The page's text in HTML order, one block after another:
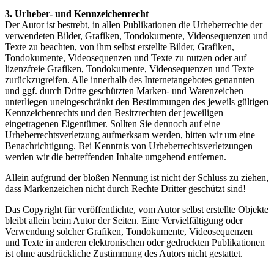
3. Urheber- und Kennzeichenrecht
Der Autor ist bestrebt, in allen Publikationen die Urheberrechte der
verwendeten Bilder, Grafiken, Tondokumente, Videosequenzen und
Texte zu beachten, von ihm selbst erstellte Bilder, Grafiken,
Tondokumente, Videosequenzen und Texte zu nutzen oder auf
lizenzfreie Grafiken, Tondokumente, Videosequenzen und Texte
zurückzugreifen. Alle innerhalb des Internetangebotes genannten
und ggf. durch Dritte geschützten Marken- und Warenzeichen
unterliegen uneingeschränkt den Bestimmungen des jeweils gültigen
Kennzeichenrechts und den Besitzrechten der jeweiligen
eingetragenen Eigentümer. Sollten Sie dennoch auf eine
Urheberrechtsverletzung aufmerksam werden, bitten wir um eine
Benachrichtigung. Bei Kenntnis von Urheberrechtsverletzungen
werden wir die betreffenden Inhalte umgehend entfernen.
Allein aufgrund der bloßen Nennung ist nicht der Schluss zu ziehen,
dass Markenzeichen nicht durch Rechte Dritter geschützt sind!
Das Copyright für veröffentlichte, vom Autor selbst erstellte Objekte
bleibt allein beim Autor der Seiten. Eine Vervielfältigung oder
Verwendung solcher Grafiken, Tondokumente, Videosequenzen
und Texte in anderen elektronischen oder gedruckten Publikationen
ist ohne ausdrückliche Zustimmung des Autors nicht gestattet.